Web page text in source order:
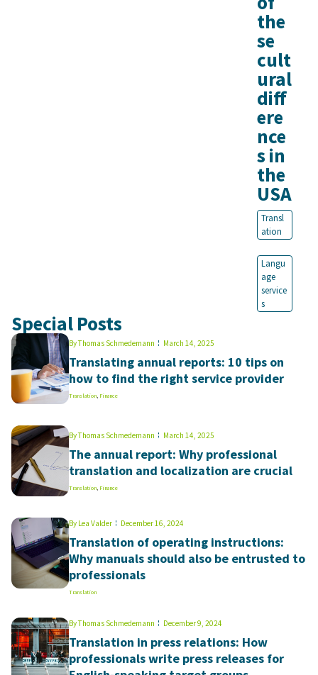
the
se
cult
ural
diff
ere
nce
s in
the
USA
Transl
ation
Langu
age
service
s
Special Posts
ByThomas Schmedemann March 14, 2025
Translating annual reports: 10 tips on
how to find the right service provider
Translation, Finance
ByThomas Schmedemann March 14, 2025
The annual report: Why professional
translation and localization are crucial
Translation, Finance
ByLea Valder December 16, 2024
Translation of operating instructions:
Why manuals should also be entrusted to
professionals
Translation
ByThomas Schmedemann December 9, 2024
Translation in press relations: How
professionals write press releases for